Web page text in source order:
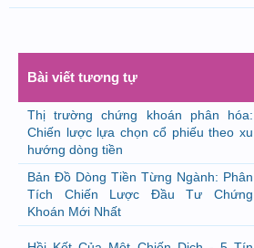
Bài viết tương tự
Thị trường chứng khoán phân hóa:
Chiến lược lựa chọn cổ phiếu theo xu
hướng dòng tiền
Bản Đồ Dòng Tiền Từng Ngành: Phân
Tích Chiến Lược Đầu Tư Chứng
Khoán Mới Nhất